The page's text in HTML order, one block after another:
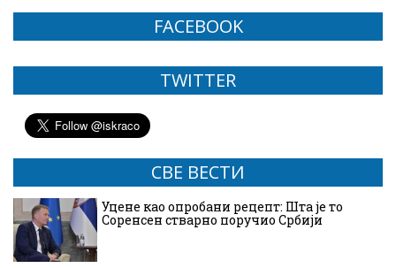
FACEBOOK
TWITTER
СВЕ ВЕСТИ
Уцене као опробани рецепт: Шта је то
Соренсен стварно поручио Србији